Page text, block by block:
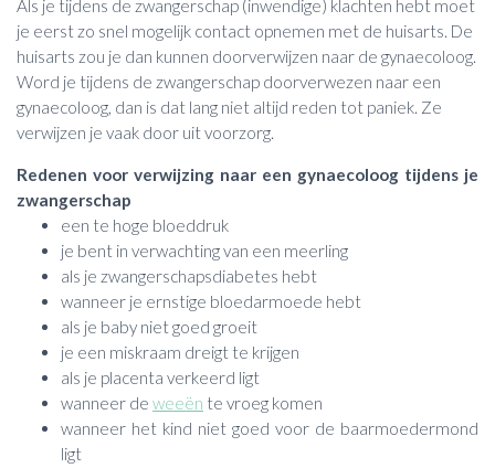
Als je tijdens de zwangerschap (inwendige) klachten hebt moet
je eerst zo snel mogelijk contact opnemen met de huisarts. De
huisarts zou je dan kunnen doorverwijzen naar de gynaecoloog.
Word je tijdens de zwangerschap doorverwezen naar een
gynaecoloog, dan is dat lang niet altijd reden tot paniek. Ze
verwijzen je vaak door uit voorzorg.
Redenen voor verwijzing naar een gynaecoloog tijdens je
zwangerschap
een te hoge bloeddruk
je bent in verwachting van een meerling
als je zwangerschapsdiabetes hebt
wanneer je ernstige bloedarmoede hebt
als je baby niet goed groeit
je een miskraam dreigt te krijgen
als je placenta verkeerd ligt
wanneer de weeën te vroeg komen
wanneer het kind niet goed voor de baarmoedermond
ligt